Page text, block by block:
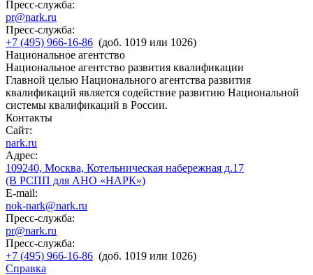
Пресс-служба:
pr@nark.ru
Пресс-служба:
+7 (495) 966-16-86 (доб. 1019 или 1026)
Национальное агентство
Национальное агентство развития квалификации
Главной целью Национального агентства развития
квалификаций является содействие развитию Национальной
системы квалификаций в России.
Контакты
Сайт:
nark.ru
Адрес:
109240, Москва, Котельническая набережная д.17
(В РСПП для АНО «НАРК»)
E-mail:
nok-nark@nark.ru
Пресс-служба:
pr@nark.ru
Пресс-служба:
+7 (495) 966-16-86 (доб. 1019 или 1026)
Справка